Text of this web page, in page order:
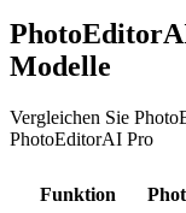
Modelle
Vergleichen Sie
PhotoEditorAI Pro
Funktion